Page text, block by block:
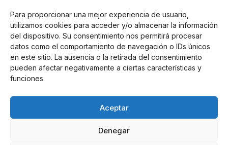
Para proporcionar una mejor experiencia de usuario,
utilizamos cookies para acceder y/o almacenar la información
del dispositivo. Su consentimiento nos permitirá procesar
datos como el comportamiento de navegación o IDs únicos
en este sitio. La ausencia o la retirada del consentimiento
pueden afectar negativamente a ciertas características y
funciones.
Aceptar
Denegar
Sánchez: "Despolitizar la Justicia por parte
del PP era un camelo"